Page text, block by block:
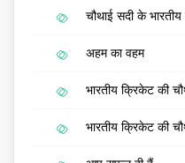
चौथाई सदी के
अहम का वहम
भारतीय क्रिकेट की
भारतीय क्रिकेट की